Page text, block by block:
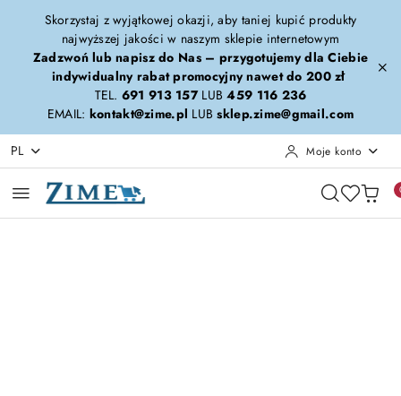
Przejdź do treści głównej
Przejdź do wyszukiwarki
Przejdź do moje konto
Przejdź do menu głównego
Przejdź do opisu produktu
Przejdź do stopki
Skorzystaj z wyjątkowej okazji, aby taniej kupić produkty
najwyższej jakości w naszym sklepie internetowym
Zadzwoń lub napisz do Nas – przygotujemy dla Ciebie
indywidualny rabat promocyjny nawet do 200 zł
TEL. 691 913 157LUB459 116 236
EMAIL: kontakt@zime.pl LUBsklep.zime@gmail.com
PL Moje konto